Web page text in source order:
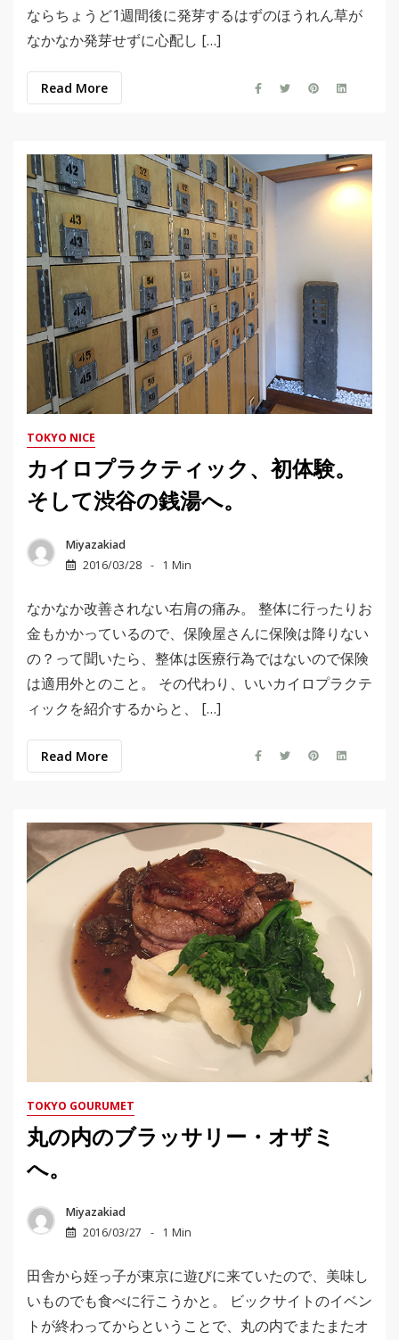
ならちょうど1週間後に発芽するはずのほうれん草が
なかなか発芽せずに心配し […]
Read More
TOKYO NICE
カイロプラクティック、初体験。
そして渋谷の銭湯へ。
Miyazakiad
2016/03/28
1 Min
なかなか改善されない右肩の痛み。 整体に行ったりお
金もかかっているので、保険屋さんに保険は降りない
の？って聞いたら、整体は医療行為ではないので保険
は適用外とのこと。 その代わり、いいカイロプラクテ
ィックを紹介するからと、 […]
Read More
TOKYO GOURUMET
丸の内のブラッサリー・オザミ
へ。
Miyazakiad
2016/03/27
1 Min
田舎から姪っ子が東京に遊びに来ていたので、美味し
いものでも食べに行こうかと。 ビックサイトのイベン
トが終わってからということで、丸の内でまたまたオ